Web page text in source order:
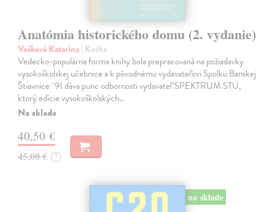
Anatómia historického domu (2. vydanie)
Vošková Katarína| Kniha
Vedecko-populárna forma knihy bola prepracovaná na požiadavky
vysokoškolskej učebnice a k pôvodnému vydavateľovi Spolku Banskej
Štiavnice ´91 dáva punc odbornosti vydavateľ SPEKTRUM STU,
ktorý edície vysokoškolských…
Na sklade
40,50 €
45,00 € ?
na sklade